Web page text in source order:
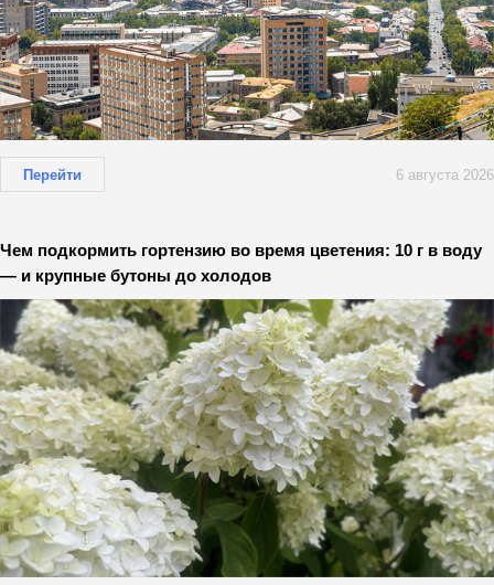
Перейти 6 августа 2026
Чем подкормить гортензию во время цветения: 10 г в воду
— и крупные бутоны до холодов